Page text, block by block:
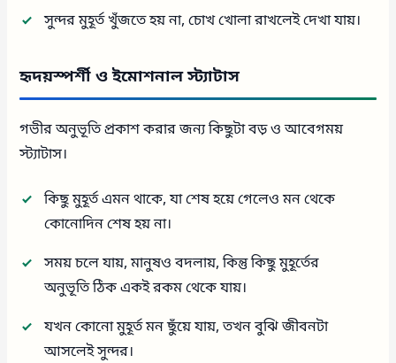
সুন্দর মুহূর্ত খুঁজতে হয় না, চোখ খোলা রাখলেই দেখা যায়।
হৃদয়স্পর্শী ও ইমোশনাল স্ট্যাটাস
গভীর অনুভূতি প্রকাশ করার জন্য কিছুটা বড় ও আবেগময়
স্ট্যাটাস।
কিছু মুহূর্ত এমন থাকে, যা শেষ হয়ে গেলেও মন থেকে
কোনোদিন শেষ হয় না।
সময় চলে যায়, মানুষও বদলায়, কিন্তু কিছু মুহূর্তের
অনুভূতি ঠিক একই রকম থেকে যায়।
যখন কোনো মুহূর্ত মন ছুঁয়ে যায়, তখন বুঝি জীবনটা
আসলেই সুন্দর।